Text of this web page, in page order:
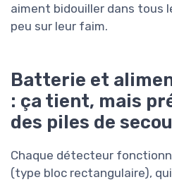
aiment bidouiller dans tous
peu sur leur faim.
Batterie et
: ça tient, mais
des piles de
Chaque détecteur
(type bloc rectangulaire),